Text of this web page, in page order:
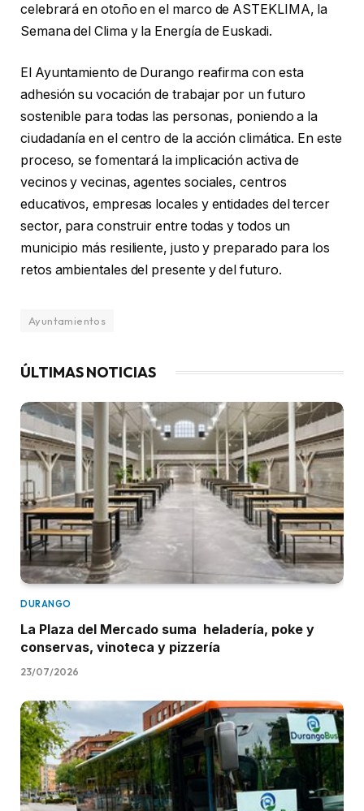
celebrará en otoño en el marco de ASTEKLIMA, la
Semana del Clima y la Energía de Euskadi.
El Ayuntamiento de Durango reafirma con esta
adhesión su vocación de trabajar por un futuro
sostenible para todas las personas, poniendo a la
ciudadanía en el centro de la acción climática. En este
proceso, se fomentará la implicación activa de
vecinos y vecinas, agentes sociales, centros
educativos, empresas locales y entidades del tercer
sector, para construir entre todas y todos un
municipio más resiliente, justo y preparado para los
retos ambientales del presente y del futuro.
Ayuntamientos
ÚLTIMAS NOTICIAS
DURANGO
La Plaza del Mercado suma heladería, poke y
conservas, vinoteca y pizzería
23/07/2026